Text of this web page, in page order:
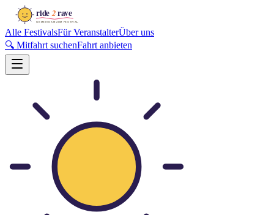
Alle FestivalsFür VeranstalterÜber uns
🔍 Mitfahrt suchenFahrt anbieten